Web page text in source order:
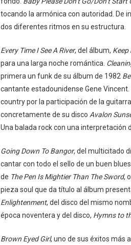
tocando la armónica con autoridad. De
dos diferentes ritmos en su estructura.
Every Time I See A River, del álbum, Keep
para una larga noche romántica.
primera un funk de su álbum de 1982
cantante estadounidense Gene Vincent.
country por la participación de la guitarra
concretamente de su disco Avalon
Una balada rock con una interpretación
Going Down To Bangor, del multicitado
cantar con todo el sello de un buen
de The Pen Is Mightier Than The Sword,
pieza soul que da título al álbum
Enlightenment, del disco del mismo
época noventera y del disco, Hymns to
Brown Eyed Girl, uno de sus éxitos más